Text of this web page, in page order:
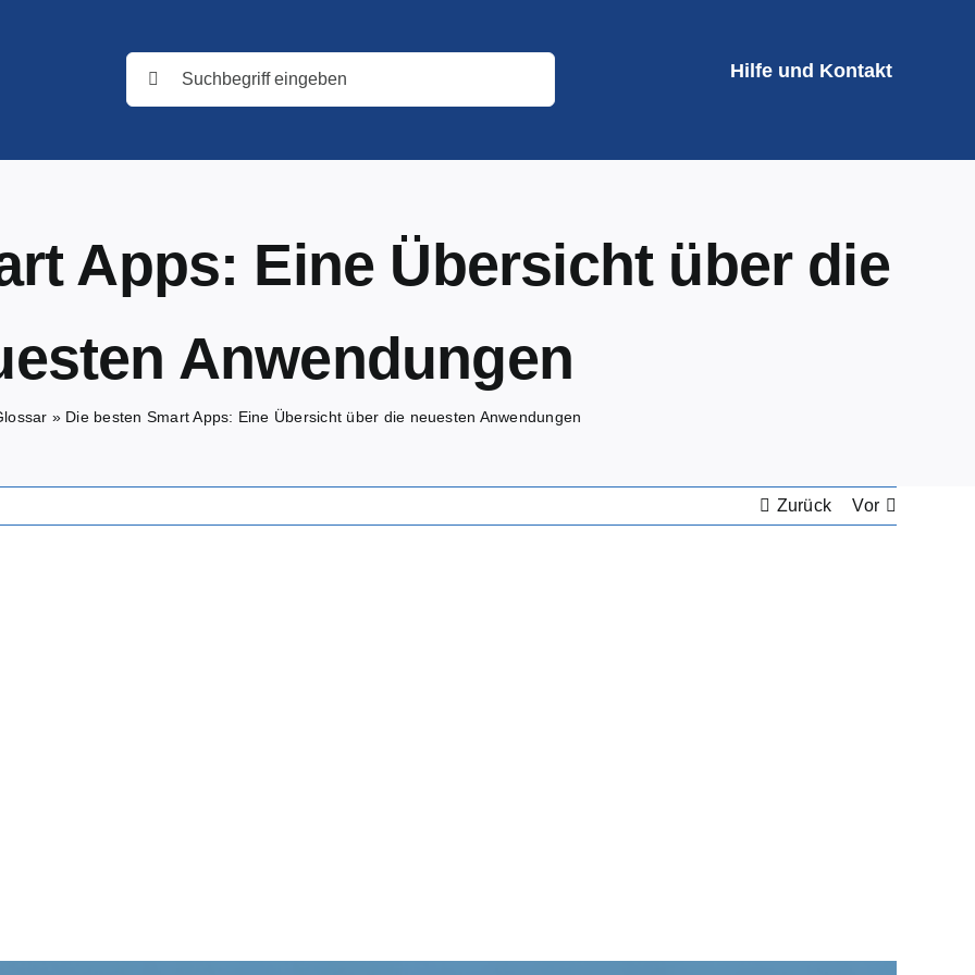
Hilfe und Kontakt
Apps: Eine Übersicht über die
Anwendungen
» Die besten Smart Apps: Eine Übersicht über die neuesten Anwendungen
Zurück Vor